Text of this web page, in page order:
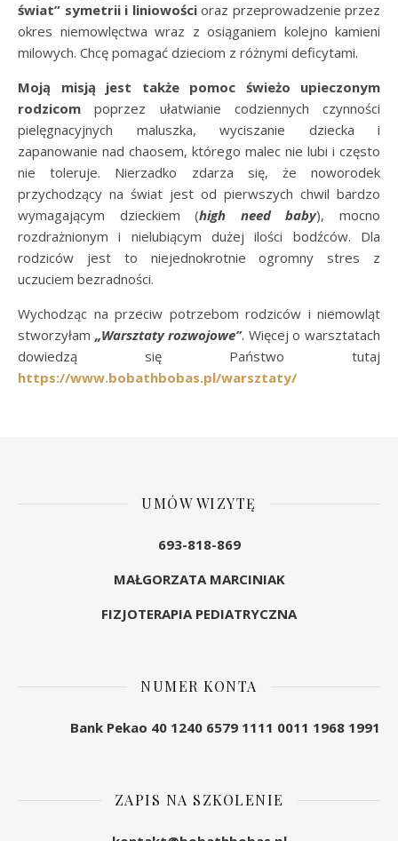
świat” symetrii i liniowościoraz przeprowadzenie przez
okres niemowlęctwa wraz z osiąganiem kolejno kamieni
milowych. Chcę pomagać dzieciom z różnymi deficytami.
Moją misją jest także pomoc świeżo upieczonym
rodzicom poprzez ułatwianie codziennych czynności
pielęgnacyjnych maluszka, wyciszanie dziecka i
zapanowanie nad chaosem, którego malec nie lubi i często
nie toleruje. Nierzadko zdarza się, że noworodek
przychodzący na świat jest od pierwszych chwil bardzo
wymagającym dzieckiem (high need baby), mocno
rozdrażnionym i nielubiącym dużej ilości bodźców. Dla
rodziców jest to niejednokrotnie ogromny stres z
uczuciem bezradności.
Wychodząc na przeciw potrzebom rodziców i niemowląt
stworzyłam „Warsztaty rozwojowe”. Więcej o warsztatach
dowiedzą się Państwo tutaj
https://www.bobathbobas.pl/warsztaty/
UMÓW WIZYTĘ
693-818-869
MAŁGORZATA MARCINIAK
FIZJOTERAPIA PEDIATRYCZNA
NUMER KONTA
Bank Pekao 40 1240 6579 1111 0011 1968 1991
ZAPIS NA SZKOLENIE